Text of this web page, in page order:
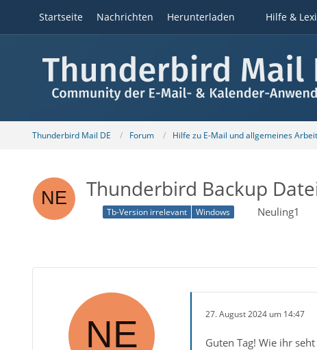
Startseite Nachrichten Herunterladen Hilfe &
Thunderbird Mail DE Forum Hilfe zu E-Mail und allgemeines
Thunderbird Backup
Tb-Version irrelevant Windows Neuling1
27. August 2024 um 14:47
Guten Tag! Wie ihr